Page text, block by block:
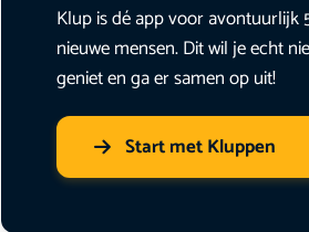
Klup is dé app voor avontuurlijk
nieuwe mensen. Dit wil je echt
geniet en ga er samen op uit!
Start met Kluppen